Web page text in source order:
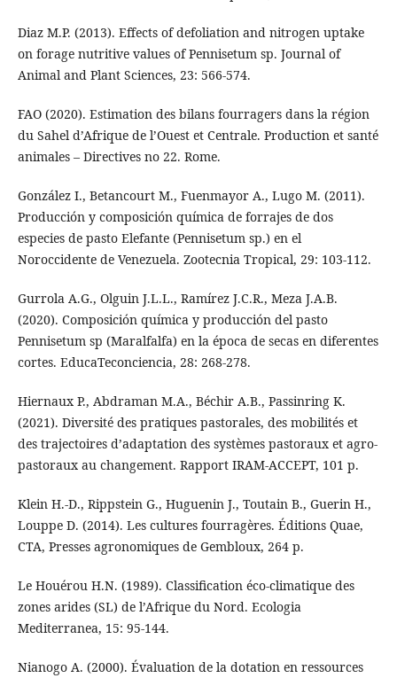
Diaz M.P. (2013). Effects of defoliation and nitrogen uptake
on forage nutritive values of Pennisetum sp. Journal of
Animal and Plant Sciences, 23: 566-574.
FAO (2020). Estimation des bilans fourragers dans la région
du Sahel d’Afrique de l’Ouest et Centrale. Production et santé
animales – Directives no 22. Rome.
González I., Betancourt M., Fuenmayor A., Lugo M. (2011).
Producción y composición química de forrajes de dos
especies de pasto Elefante (Pennisetum sp.) en el
Noroccidente de Venezuela. Zootecnia Tropical, 29: 103-112.
Gurrola A.G., Olguin J.L.L., Ramírez J.C.R., Meza J.A.B.
(2020). Composición química y producción del pasto
Pennisetum sp (Maralfalfa) en la época de secas en diferentes
cortes. EducaTeconciencia, 28: 268-278.
Hiernaux P., Abdraman M.A., Béchir A.B., Passinring K.
(2021). Diversité des pratiques pastorales, des mobilités et
des trajectoires d’adaptation des systèmes pastoraux et agro-
pastoraux au changement. Rapport IRAM-ACCEPT, 101 p.
Klein H.-D., Rippstein G., Huguenin J., Toutain B., Guerin H.,
Louppe D. (2014). Les cultures fourragères. Éditions Quae,
CTA, Presses agronomiques de Gembloux, 264 p.
Le Houérou H.N. (1989). Classification éco-climatique des
zones arides (SL) de l’Afrique du Nord. Ecologia
Mediterranea, 15: 95-144.
Nianogo A. (2000). Évaluation de la dotation en ressources